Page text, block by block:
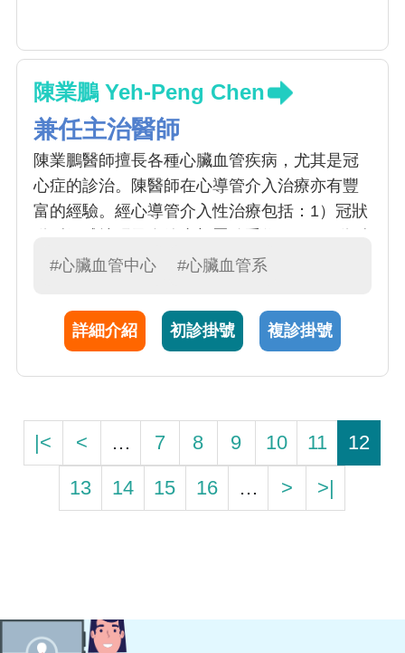
陳業鵬 Yeh-Peng Chen
兼任主治醫師
陳業鵬醫師擅長各種心臟血管疾病，尤其是冠
心症的診治。陳醫師在心導管介入治療亦有豐
富的經驗。經心導管介入性治療包括：1）冠狀
及周邊血管治療。心導管介入治療的發展，帶
刀的療法，減輕心血管疾病患者的痛苦，更有
效地延長了患者的壽命
#心臟血管中心 #心臟血管系
詳細介紹 初診掛號 複診掛號
|< < … 7 8 9 10 11
12
13
14 15 16 … > >|